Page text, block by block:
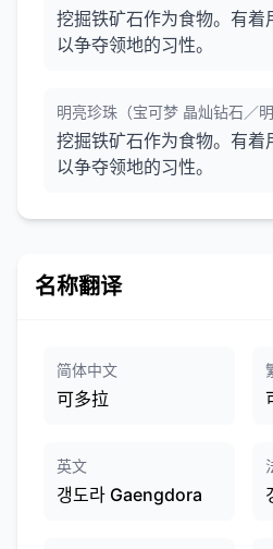
挖掘铁矿石作为食物。有着
以争夺领地的习性。
明亮珍珠（宝可梦 晶灿钻石／明
挖掘铁矿石作为食物。有着
以争夺领地的习性。
名称翻译
简体中文
可多拉
英文
갱도라 Gaengdora